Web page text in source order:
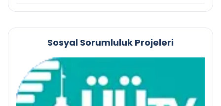
Sosyal Sorumluluk Projeleri